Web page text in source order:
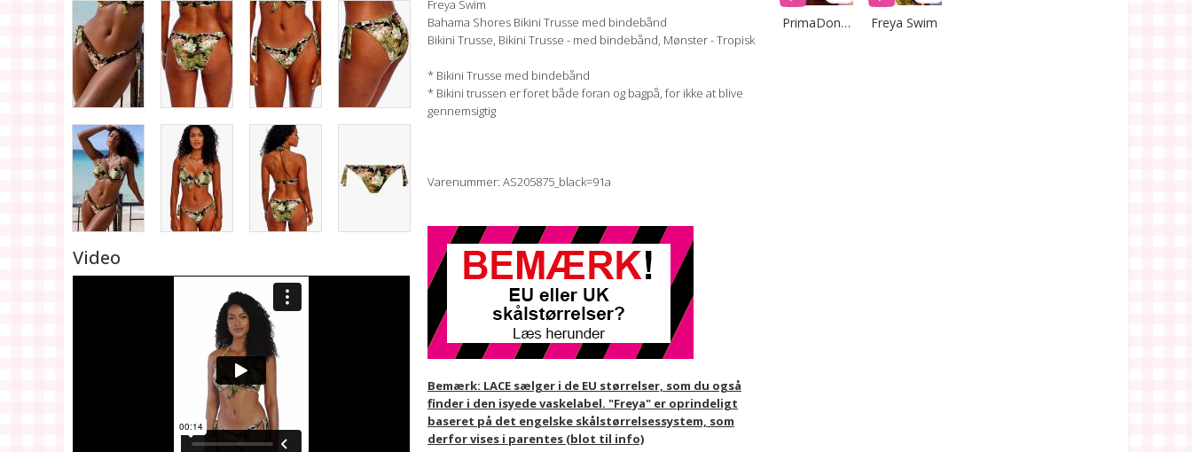
Video
Freya Swim
Bahama Shores Bikini Trusse med bindebånd
Bikini Trusse, Bikini Trusse - med bindebånd, Mønster - Tropisk
* Bikini Trusse med bindebånd
* Bikini trussen er foret både foran og bagpå, for ikke at blive
gennemsigtig
Varenummer: AS205875_black=91a
Bemærk: LACE sælger i de EU størrelser, som du også
finder i den isyede vaskelabel. "Freya" er oprindeligt
baseret på det engelske skålstørrelsessystem, som
derfor vises i parentes (blot til info)
PrimaDonna Lingerie Freya Swim